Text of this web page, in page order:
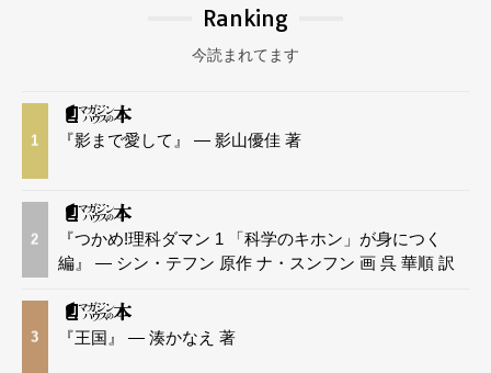
Ranking
今読まれてます
1 『影まで愛して』 — 影山優佳 著
2
『つかめ!理科ダマン 1 「科学のキホン」が身につく
編』 — シン・テフン 原作 ナ・スンフン 画 呉 華順 訳
3 『王国』 — 湊かなえ 著